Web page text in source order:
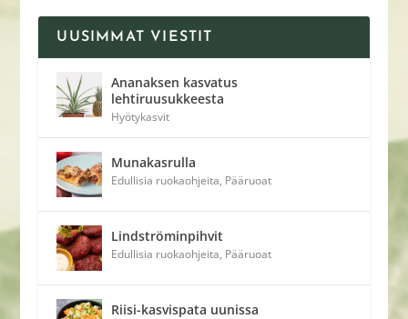
UUSIMMAT VIESTIT
Ananaksen kasvatus
lehtiruusukkeesta
Hyötykasvit
Munakasrulla
Edullisia ruokaohjeita, Pääruoat
Lindströminpihvit
Edullisia ruokaohjeita, Pääruoat
Riisi-kasvispata uunissa